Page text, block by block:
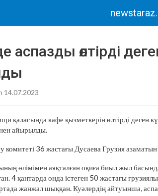
аспазды өлтірді
14.07.2023
қаласында кафе қызметкерін өлтірді деген
айырылды.
комитеті 36 жастағы Дусаева Грузия
өлімімен аяқталған оқиға биыл жыл
4 қаңтарда онда істеген 50 жастағы
жанжал шыққан. Куәлердің айтуынша,